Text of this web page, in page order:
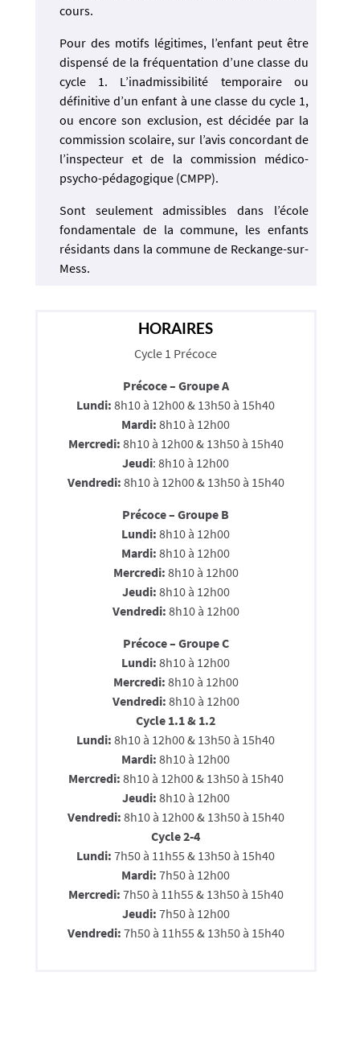
cours.
Pour des motifs légitimes, l’enfant peut être
dispensé de la fréquentation d’une classe du
cycle 1. L’inadmissibilité temporaire ou
définitive d’un enfant à une classe du cycle 1,
ou encore son exclusion, est décidée par la
commission scolaire, sur l’avis concordant de
l’inspecteur et de la commission médico-
psycho-pédagogique (CMPP).
Sont seulement admissibles dans l’école
fondamentale de la commune, les enfants
résidants dans la commune de Reckange-sur-
Mess.
HORAIRES
Cycle 1 Précoce
Précoce – Groupe A
Lundi: 8h10 à 12h00 & 13h50 à 15h40
Mardi: 8h10 à 12h00
Mercredi: 8h10 à 12h00 & 13h50 à 15h40
Jeudi: 8h10 à 12h00
Vendredi: 8h10 à 12h00 & 13h50 à 15h40
Précoce – Groupe B
Lundi: 8h10 à 12h00
Mardi: 8h10 à 12h00
Mercredi: 8h10 à 12h00
Jeudi: 8h10 à 12h00
Vendredi: 8h10 à 12h00
Précoce – Groupe C
Lundi: 8h10 à 12h00
Mercredi: 8h10 à 12h00
Vendredi: 8h10 à 12h00
Cycle 1.1 & 1.2
Lundi: 8h10 à 12h00 & 13h50 à 15h40
Mardi: 8h10 à 12h00
Mercredi: 8h10 à 12h00 & 13h50 à 15h40
Jeudi: 8h10 à 12h00
Vendredi: 8h10 à 12h00 & 13h50 à 15h40
Cycle 2-4
Lundi: 7h50 à 11h55 & 13h50 à 15h40
Mardi: 7h50 à 12h00
Mercredi: 7h50 à 11h55 & 13h50 à 15h40
Jeudi: 7h50 à 12h00
Vendredi: 7h50 à 11h55 & 13h50 à 15h40